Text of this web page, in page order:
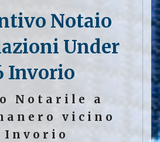
Notaio
Under
Invorio
Notarile a
vicino
Invorio